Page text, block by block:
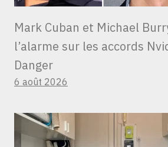
Mark Cuban et Michael
l’alarme sur les accords
Danger
6 août 2026